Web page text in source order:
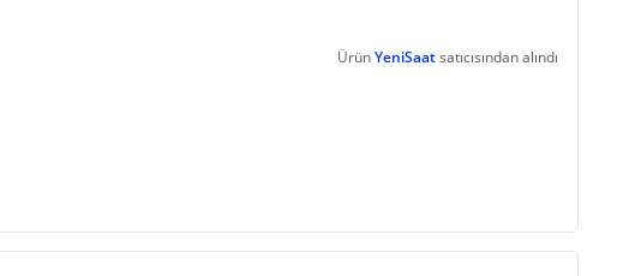
ÜrünYeniSaatsatıcısından alındı